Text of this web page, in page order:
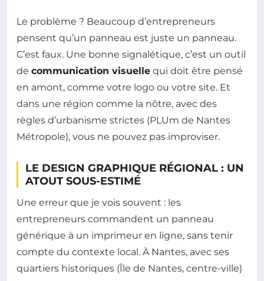
Le problème ? Beaucoup d’entrepreneurs
pensent qu’un panneau est juste un panneau.
C’est faux. Une bonne signalétique, c’est un outil
de communication visuelle qui doit être pensé
en amont, comme votre logo ou votre site. Et
dans une région comme la nôtre, avec des
règles d’urbanisme strictes (PLUm de Nantes
Métropole), vous ne pouvez pas improviser.
LE DESIGN GRAPHIQUE RÉGIONAL : UN
ATOUT SOUS-ESTIMÉ
Une erreur que je vois souvent : les
entrepreneurs commandent un panneau
générique à un imprimeur en ligne, sans tenir
compte du contexte local. À Nantes, avec ses
quartiers historiques (Île de Nantes, centre-ville)